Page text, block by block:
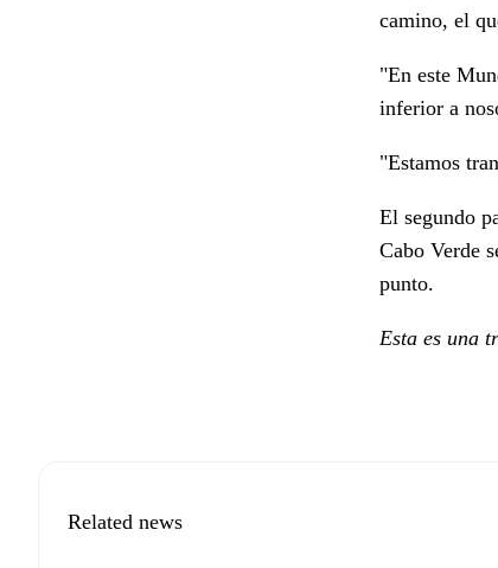
camino, el
"En este
inferior a
"Estamos
El segundo
Cabo Verde
punto.
Esta es una
Related news